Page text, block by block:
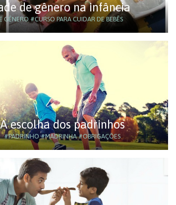
de gênero na infância
GÊNERO #CURSO PARA CUIDAR DE BEBÊS
A escolha dos padrinhos
#PADRINHO#MADRINHA#OBRIGAÇÕES